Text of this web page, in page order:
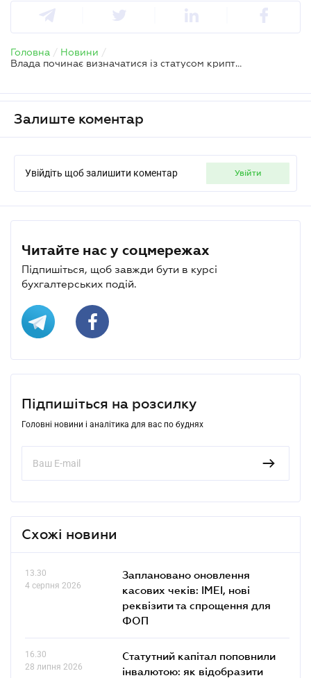
Головна / Новини /
Влада починає визначатися із статусом криптовалют
Залиште коментар
Увійдіть щоб залишити коментар увійти
Читайте нас у соцмережах
Підпишіться, щоб завжди бути в курсі
бухгалтерських подій.
Підпишіться на розсилку
Головні новини і аналітика для вас по буднях
Схожі новини
13.30
4 серпня 2026
Заплановано оновлення
касових чеків: IMEI, нові
реквізити та спрощення для
ФОП
16.30
28 липня 2026
Статутний капітал поповнили
інвалютою: як відобразити